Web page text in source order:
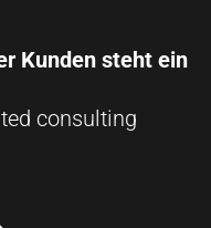
Kunden steht ein
consulting